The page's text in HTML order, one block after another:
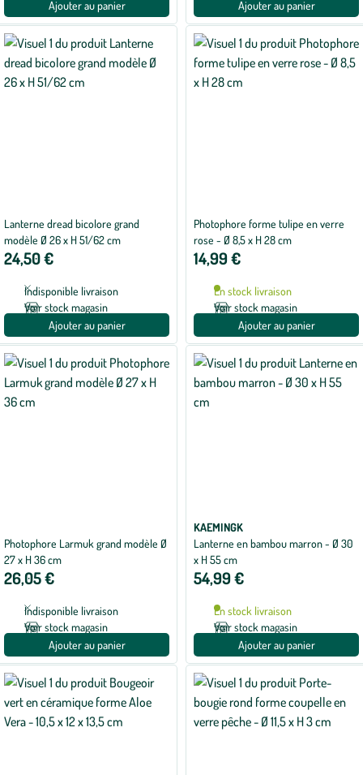
Ajouter au panier Ajouter au panier
Lanterne dread bicolore grand
modèle Ø 26 x H 51/62 cm
24,50 €
Indisponible livraison
Voir stock magasin
Ajouter au panier
Photophore forme tulipe en verre
rose - Ø 8,5 x H 28 cm
14,99 €
En stock livraison
Voir stock magasin
Ajouter au panier
Photophore Larmuk grand modèle Ø
27 x H 36 cm
26,05 €
Indisponible livraison
Voir stock magasin
Ajouter au panier
KAEMINGK
Lanterne en bambou marron - Ø 30
x H 55 cm
54,99 €
En stock livraison
Voir stock magasin
Ajouter au panier